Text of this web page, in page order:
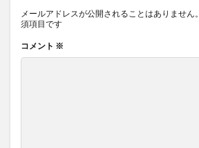
メールアドレスが公開されることはありません。
須項目です
コメント ※